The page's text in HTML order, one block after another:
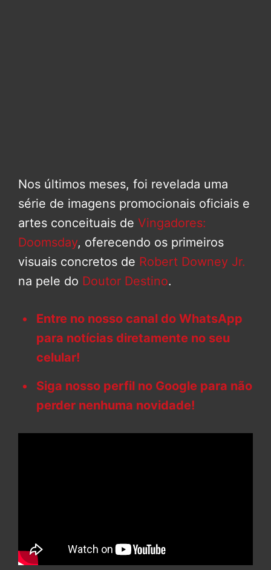
Nos últimos meses, foi revelada uma
série de imagens promocionais oficiais e
artes conceituais de Vingadores:
Doomsday, oferecendo os primeiros
visuais concretos de Robert Downey Jr.
na pele do Doutor Destino.
Entre no nosso canal do WhatsApp
para notícias diretamente no seu
celular!
Siga nosso perfil no Google para não
perder nenhuma novidade!